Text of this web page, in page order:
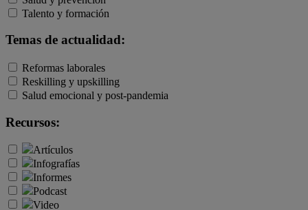
Talento y formación
Temas de actualidad:
Reformas laborales
Reskilling y upskilling
Salud emocional y post-pandemia
Recursos:
Artículos
Infografías
Informes
Podcast
Video